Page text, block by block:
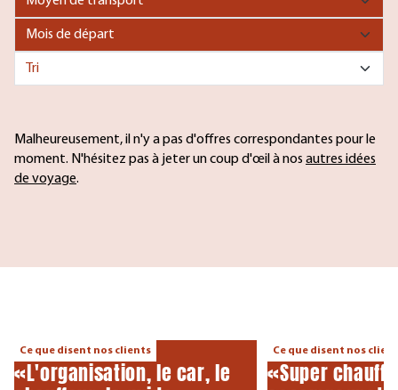
Malheureusement, il n'y a pas d'offres correspondantes pour le
moment. N'hésitez pas à jeter un coup d'œil à nos autres idées
de voyage.
Ce que disent nos clients
«L'organisation, le car, le
Ce que disent nos
«Super